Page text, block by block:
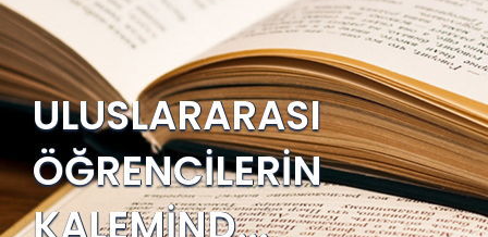
ULUSLARARASI
ÖĞRENCİLERİN
KALEMİND...